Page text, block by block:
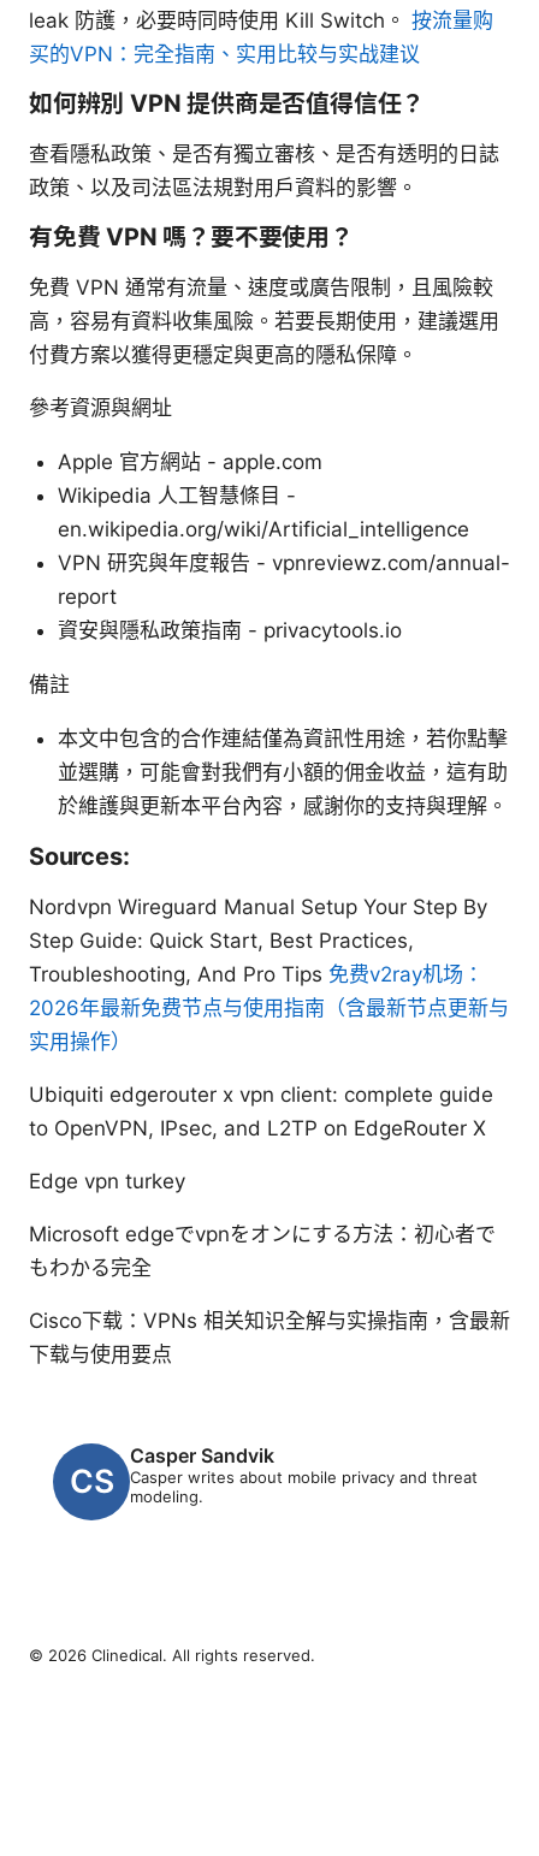
leak 防護，必要時同時使用 Kill Switch。 按流量购
买的VPN：完全指南、实用比较与实战建议
如何辨別 VPN 提供商是否值得信任？
查看隱私政策、是否有獨立審核、是否有透明的日誌
政策、以及司法區法規對用戶資料的影響。
有免費 VPN 嗎？要不要使用？
免費 VPN 通常有流量、速度或廣告限制，且風險較
高，容易有資料收集風險。若要長期使用，建議選用
付費方案以獲得更穩定與更高的隱私保障。
參考資源與網址
Apple 官方網站 - apple.com
Wikipedia 人工智慧條目 -
en.wikipedia.org/wiki/Artificial_intelligence
VPN 研究與年度報告 - vpnreviewz.com/annual-
report
資安與隱私政策指南 - privacytools.io
備註
本文中包含的合作連結僅為資訊性用途，若你點擊
並選購，可能會對我們有小額的佣金收益，這有助
於維護與更新本平台內容，感謝你的支持與理解。
Sources:
Nordvpn Wireguard Manual Setup Your Step By
Step Guide: Quick Start, Best Practices,
Troubleshooting, And Pro Tips 免费v2ray机场：
2026年最新免费节点与使用指南（含最新节点更新与
实用操作）
Ubiquiti edgerouter x vpn client: complete guide
to OpenVPN, IPsec, and L2TP on EdgeRouter X
Edge vpn turkey
Microsoft edgeでvpnをオンにする方法：初心者で
もわかる完全
Cisco下载：VPNs 相关知识全解与实操指南，含最新
下载与使用要点
Casper Sandvik
Casper writes about mobile privacy and threat
modeling.
© 2026 Clinedical. All rights reserved.